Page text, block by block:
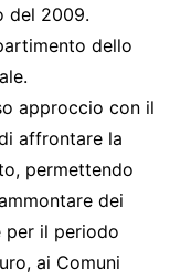
del 2009.
dello
approccio con il
affrontare la
permettendo
dei
per il periodo
ai Comuni